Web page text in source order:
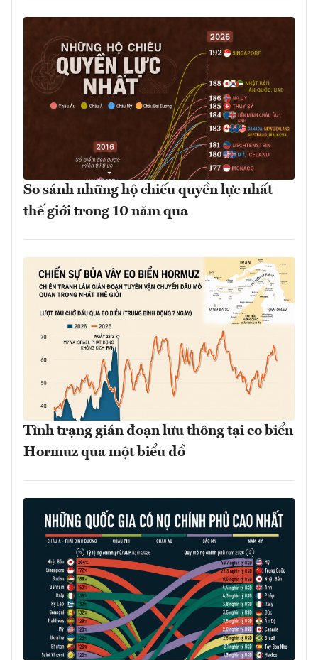
So sánh những hộ chiếu quyền lực nhất
thế giới trong 10 năm qua
Tình trạng gián đoạn lưu thông tại eo biển
Hormuz qua một biểu đồ